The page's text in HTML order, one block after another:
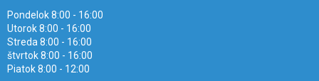
Pondelok 8:00 - 16:00
Utorok 8:00 - 16:00
Streda 8:00 - 16:00
štvrtok 8:00 - 16:00
Piatok 8:00 - 12:00